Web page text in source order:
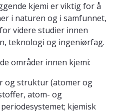
kjemi er viktig for å
i naturen og i samfunnet,
videre studier innen
teknologi og ingeniørfag.
områder innen kjemi:
og struktur (atomer og
atom- og
kjemisk